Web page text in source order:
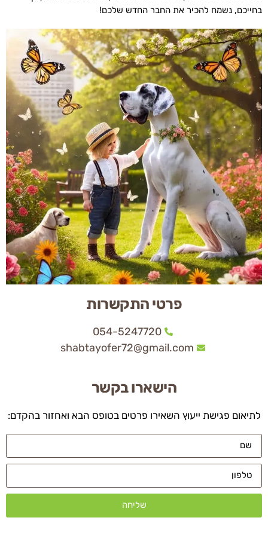
בחייכם, נשמח להכיר את החבר החדש שלכם!
פרטי התקשרות
054-5247720
shabtayofer72@gmail.com
הישארו בקשר
לתיאום פגישת ייעוץ השאירו פרטים בטופס הבא ואחזור בהקדם:
שליחה